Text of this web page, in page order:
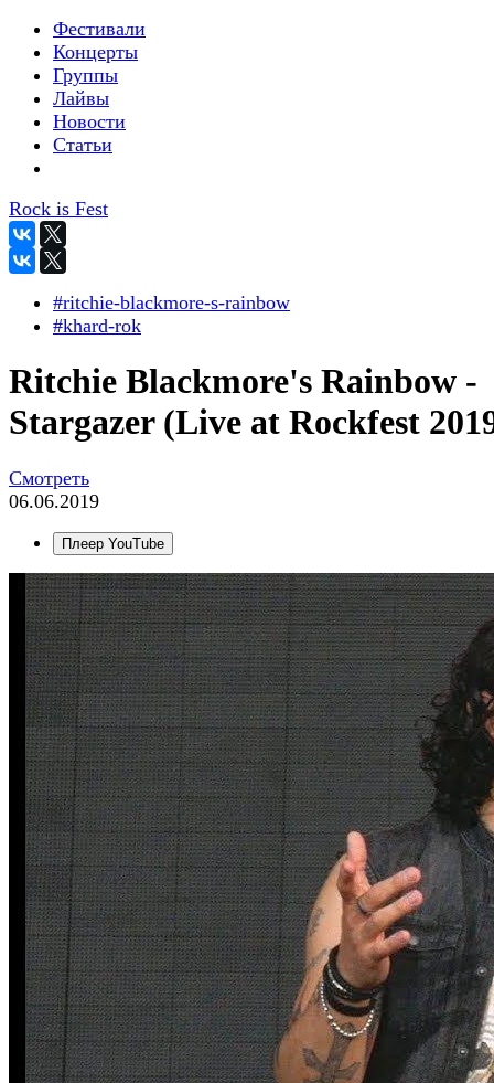
Фестивали
Концерты
Группы
Лайвы
Новости
Статьи
Rock is Fest
#ritchie-blackmore-s-rainbow
#khard-rok
Ritchie Blackmore's Rainbow -
Stargazer (Live at Rockfest
Смотреть
06.06.2019
Плеер YouTube